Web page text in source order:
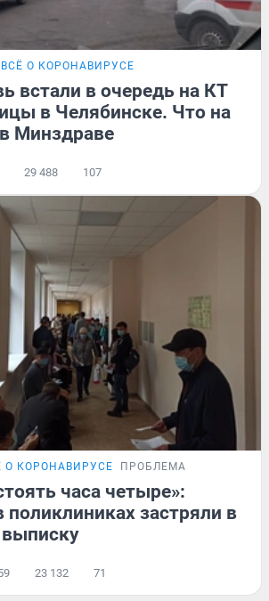
ВСЁ О КОРОНАВИРУСЕ
встали в очередь на КТ
в Челябинске. Что на
Минздраве
29 488 107
О КОРОНАВИРУСЕ ПРОБЛЕМА
часа четыре»:
застряли в
23 132 71